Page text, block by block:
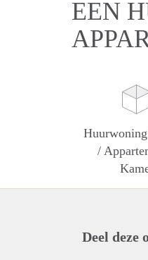
EEN
/
Deel deze